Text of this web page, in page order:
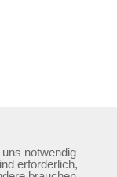
notwendig
erforderlich,